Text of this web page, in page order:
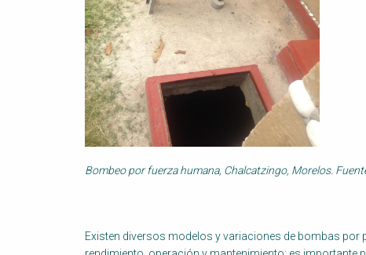
Bombeo por fuerza humana, Chalcatzingo, Morelos.
Existen diversos modelos y variaciones de bombas por